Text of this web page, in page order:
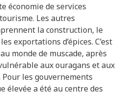
économie de services
Les autres
la construction, le
exportations d’épices. C’est
monde de muscade, après
aux ouragans et aux
les gouvernements
élevée a été au centre des